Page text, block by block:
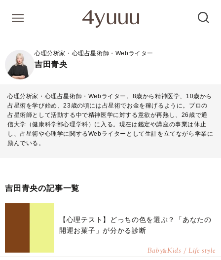
心理分析家・心理占星術師・Webライター
吉田青央
心理分析家・心理占星術師・Webライター。8歳から精神医学、10歳から
占星術を学び始め、23歳の頃には占星術でお金を稼げるように。プロの
占星術師として活動する中で精神医学に対する意欲が再熱し、26歳で通
信大学（健康科学部心理学科）に入る。現在は鑑定や講座の事業は休止
し、占星術や心理学に関するWebライターとして生計を立てながら学業に
励んでいる。
吉田青央の記事一覧
【心理テスト】どっちの色を選ぶ？「あなたの
開運お菓子」が分かる診断
Baby&Kids / Life style